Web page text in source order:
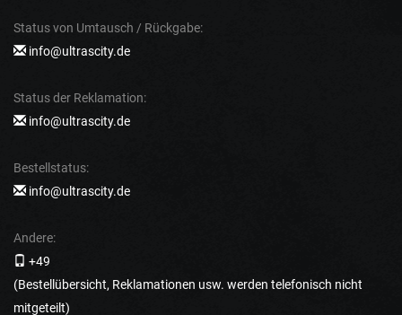
Status von Umtausch / Rückgabe:
info@ultrascity.de
Status der Reklamation:
info@ultrascity.de
Bestellstatus:
info@ultrascity.de
Andere:
+49
(Bestellübersicht, Reklamationen usw. werden telefonisch nicht
mitgeteilt)